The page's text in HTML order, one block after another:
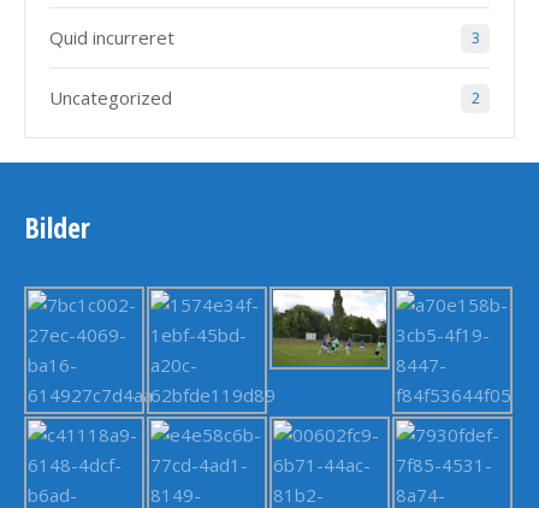
Quid incurreret 3
Uncategorized 2
Bilder